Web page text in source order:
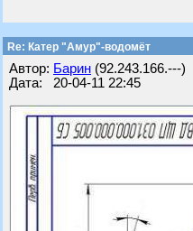
Re: Катер "Амур"-водомёт
Автор: Барин (92.243.166.---)
Дата: 20-04-11 22:45